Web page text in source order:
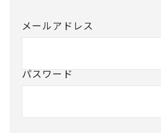
メールアドレス
パスワード